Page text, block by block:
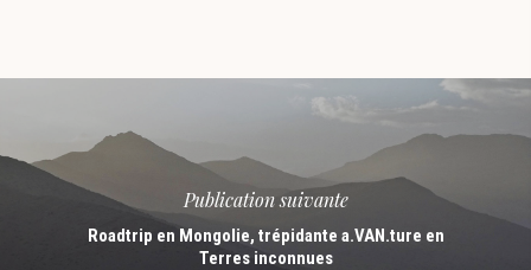
Publication suivante
Roadtrip en Mongolie, trépidante a.VAN.ture en
Terres inconnues